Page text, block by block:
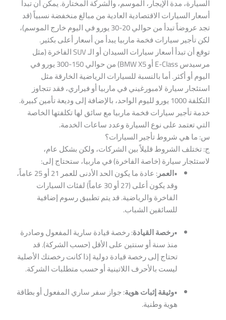
السيارة، مدة الإيجار، الموسم، والشركة المختارة. يمكن أن تبدأ
أسعار السيارات الاقتصادية العادية من مبالغ منخفضة نسبياً (قد
تجد عروضاً تبدأ من حوالي 20-30 يورو في اليوم خارج الموسم)،
لكن تأجير سيارات فخمة ماربيا يبدأ من أسعار أعلى بكثير.
توقع أن تبدأ أسعار سيارات السيدان أو الـ SUV الفاخرة (مثل
مرسيدس E-Class أو BMW X5) من حوالي 150-300 يورو في
اليوم أو أكثر. أما بالنسبة للسيارات الرياضية الخارقة مثل
استئجار سيارة لامبورغيني في ماربيا أو فيراري، فقد تتجاوز
التكلفة 1000 يورو لليوم الواحد، بالإضافة إلى وديعة تأمين كبيرة.
خدمة تأجير سيارات فخمة ماربيا مع سائق لها تكلفتها الخاصة
التي تعتمد على نوع السيارة وعدد ساعات الخدمة.
س: ما هي شروط تأجير السيارات؟
ج: تختلف الشروط قليلاً بين الشركات، ولكن بشكل عام،
لاستئجار سيارة (خاصة الفاخرة) في ماربيا، ستحتاج إلى:
• العمر
: عادة ما يكون الحد الأدنى للعمر 21 أو 25 عاماً،
وقد يكون أعلى (27 أو 30 عاماً) لفئات السيارات
الفاخرة والرياضية. قد يتم تطبيق رسوم إضافية
للسائقين الشباب.
•رخصة القيادة: رخصة قيادة سارية المفعول وصادرة
منذ سنة أو سنتين على الأقل (حسب الشركة). قد
تحتاج إلى رخصة قيادة دولية إذا كانت رخصتك الأصلية
ليست بالأحرف اللاتينية أو حسب متطلبات الشركة.
• وثيقة إثبات هوية: جواز سفر ساري المفعول أو بطاقة
هوية وطنية.